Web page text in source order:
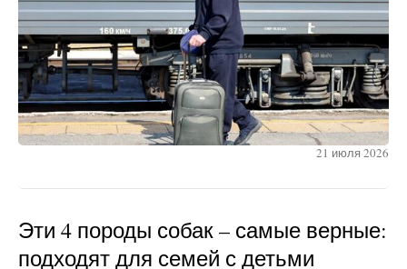
21 июля 2026
Эти 4 породы собак – самые верные:
подходят для семей с детьми